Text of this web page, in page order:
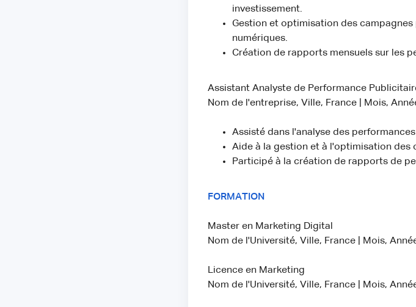
investissement.
Gestion et optimisation des
numériques.
Création de rapports mensuels sur les
Assistant Analyste de Performance
Nom de l'entreprise, Ville, France | Mois,
Assisté dans l'analyse des
Aide à la gestion et à l'optimisation des
Participé à la création de rapports de
FORMATION
Master en Marketing Digital
Nom de l'Université, Ville, France | Mois,
Licence en Marketing
Nom de l'Université, Ville, France | Mois,